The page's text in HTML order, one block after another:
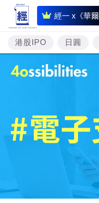
經一 x《華爾
即
時
財
經
專
港股IPO 日圓